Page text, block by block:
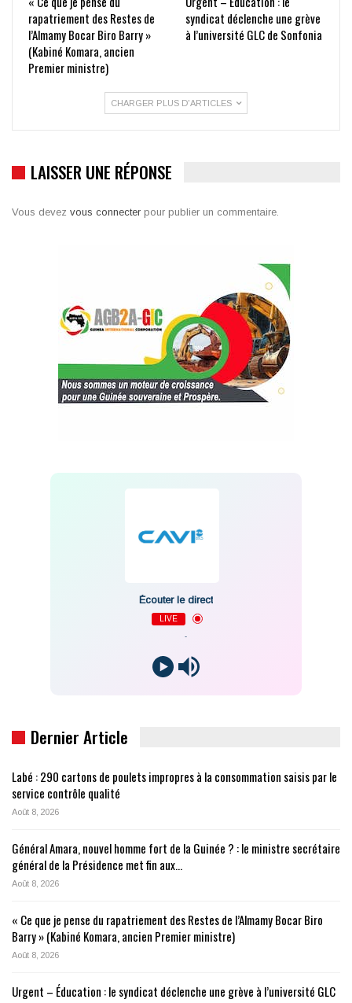
rapatriement des Restes de
l’Almamy Bocar Biro Barry »
(Kabiné Komara, ancien
Premier ministre)
syndicat déclenche une grève
à l’université GLC de Sonfonia
CHARGER PLUS D'ARTICLES
LAISSER UNE RÉPONSE
Vous devez vous connecter pour publier un commentaire.
Écouter le direct
LIVE
Dernier Article
Labé : 290 cartons de poulets impropres à la consommation saisis par le
service contrôle qualité
Août 8, 2026
Général Amara, nouvel homme fort de la Guinée ? : le ministre secrétaire
général de la Présidence met fin aux…
Août 8, 2026
« Ce que je pense du rapatriement des Restes de l’Almamy Bocar Biro
Barry » (Kabiné Komara, ancien Premier ministre)
Août 8, 2026
Urgent – Éducation : le syndicat déclenche une grève à l’université GLC